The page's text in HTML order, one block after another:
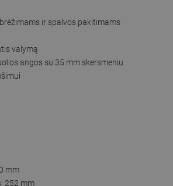
ir spalvos pakitimams
valymą
angos su 35 mm skersmeniu
mm
252 mm